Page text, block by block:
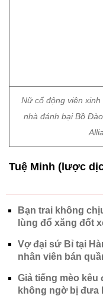
Nữ cổ động viên
nhà đánh bại Bồ
Tuệ Minh (lược
Bạn trai không
lùng đổ xăng đốt
Vợ đại sứ Bỉ tại
nhân viên bán
Giả tiếng mèo kêu
không ngờ bị đưa